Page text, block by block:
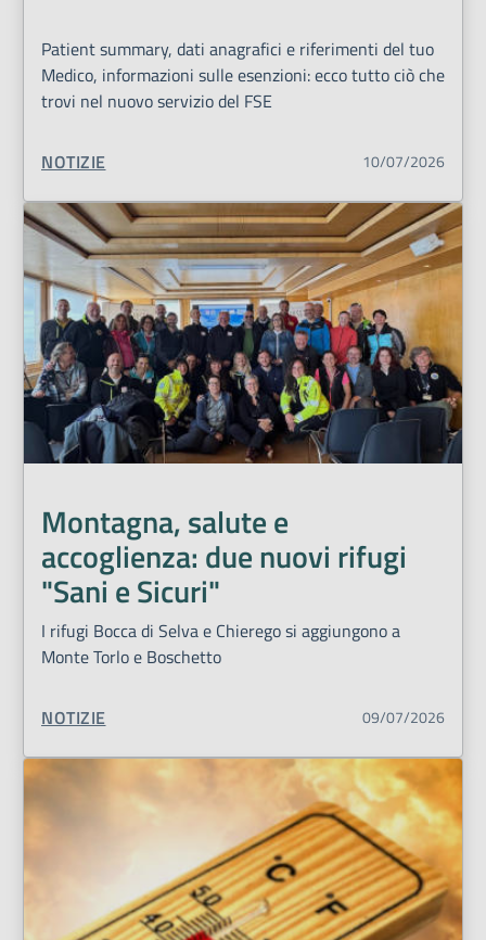
Patient summary, dati anagrafici e riferimenti del tuo
Medico, informazioni sulle esenzioni: ecco tutto ciò che
trovi nel nuovo servizio del FSE
TIPO CONTENUTO:
NOTIZIE 10/07/2026
Montagna, salute e
accoglienza: due nuovi rifugi
"Sani e Sicuri"
I rifugi Bocca di Selva e Chierego si aggiungono a
Monte Torlo e Boschetto
TIPO CONTENUTO:
NOTIZIE 09/07/2026